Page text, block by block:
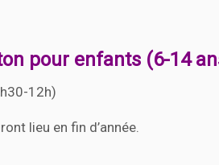
pour enfants (6-14
12h)
lieu en fin d’année.